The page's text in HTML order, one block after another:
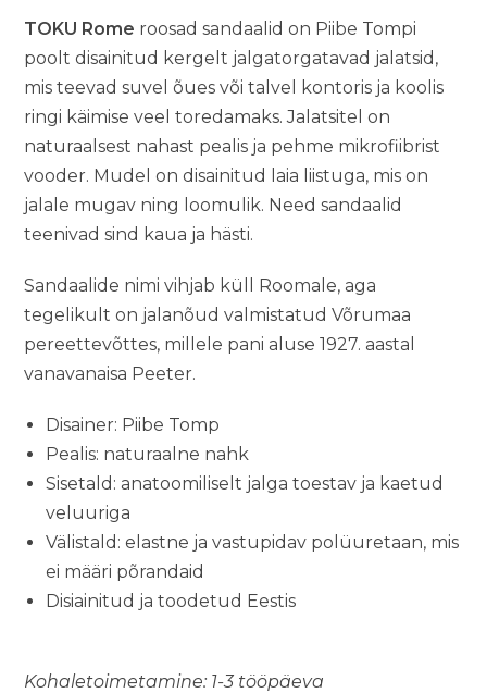
TOKU Rome roosad sandaalid on Piibe Tompi
poolt disainitud kergelt jalgatorgatavad jalatsid,
mis teevad suvel õues või talvel kontoris ja koolis
ringi käimise veel toredamaks. Jalatsitel on
naturaalsest nahast pealis ja pehme mikrofiibrist
vooder. Mudel on disainitud laia liistuga, mis on
jalale mugav ning loomulik. Need sandaalid
teenivad sind kaua ja hästi.
Sandaalide nimi vihjab küll Roomale, aga
tegelikult on jalanõud valmistatud Võrumaa
pereettevõttes, millele pani aluse 1927. aastal
vanavanaisa Peeter.
Disainer: Piibe Tomp
Pealis: naturaalne nahk
Sisetald: anatoomiliselt jalga toestav ja kaetud
veluuriga
Välistald: elastne ja vastupidav polüuretaan, mis
ei määri põrandaid
Disiainitud ja toodetud Eestis
Kohaletoimetamine: 1-3 tööpäeva